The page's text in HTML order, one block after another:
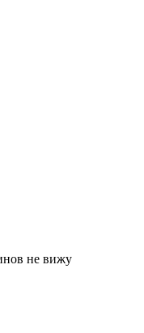
не вижу